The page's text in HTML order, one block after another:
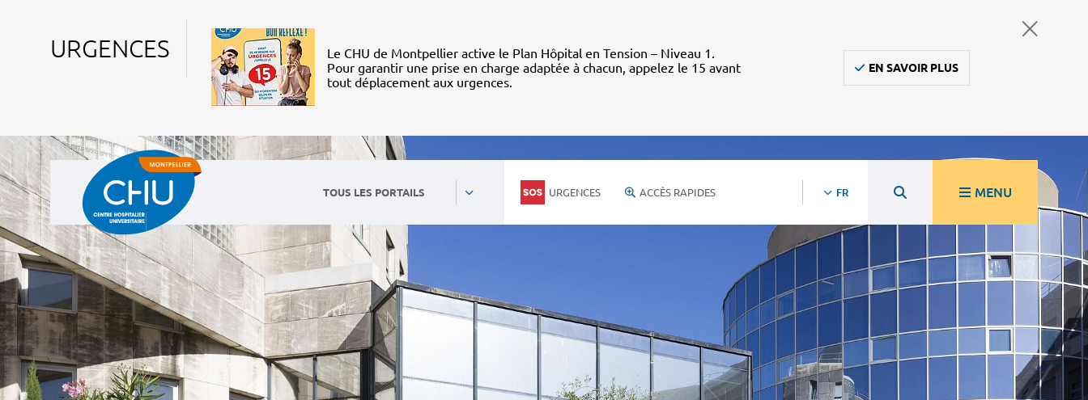
URGENCES
Le CHU de Montpellier active le Plan Hôpital en Tension – Niveau 1.
Pour garantir une prise en charge adaptée à chacun, appelez le 15 avant
tout déplacement aux urgences.
EN SAVOIR PLUS
TOUS LES PORTAILS URGENCES ACCÈS RAPIDES FR MENU